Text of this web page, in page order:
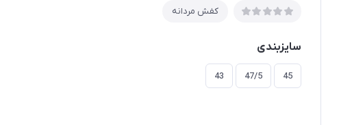
کفش مردانه
سایزبندی
45
47/5
43